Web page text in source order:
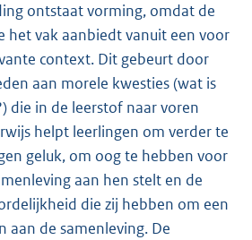
ontstaat vorming, omdat de
het vak aanbiedt vanuit een voor
context. Dit gebeurt door
aan morele kwesties (wat is
die in de leerstof naar voren
helpt leerlingen om verder te
geluk, om oog te hebben voor
aan hen stelt en de
die zij hebben om een
aan de samenleving. De